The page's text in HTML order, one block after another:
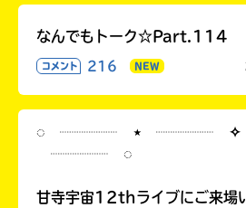
なんでもトーク☆Part.114
コメント 216 NEW
◌ ┈┈┈┈ ⋆ ┈┈┈┈ ✧
┈┈┈┈ ◌
甘寺宇宙12thライブにご来場